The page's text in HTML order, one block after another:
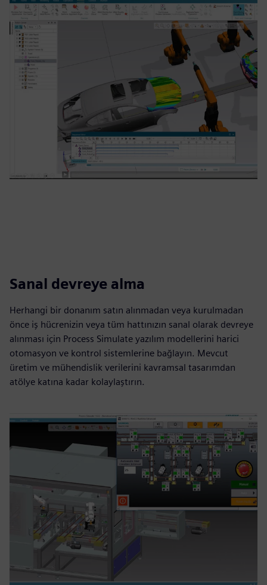
Sanal devreye alma
Herhangi bir donanım satın alınmadan veya kurulmadan
önce iş hücrenizin veya tüm hattınızın sanal olarak devreye
alınması için Process Simulate yazılım modellerini harici
otomasyon ve kontrol sistemlerine bağlayın. Mevcut
üretim ve mühendislik verilerini kavramsal tasarımdan
atölye katına kadar kolaylaştırın.